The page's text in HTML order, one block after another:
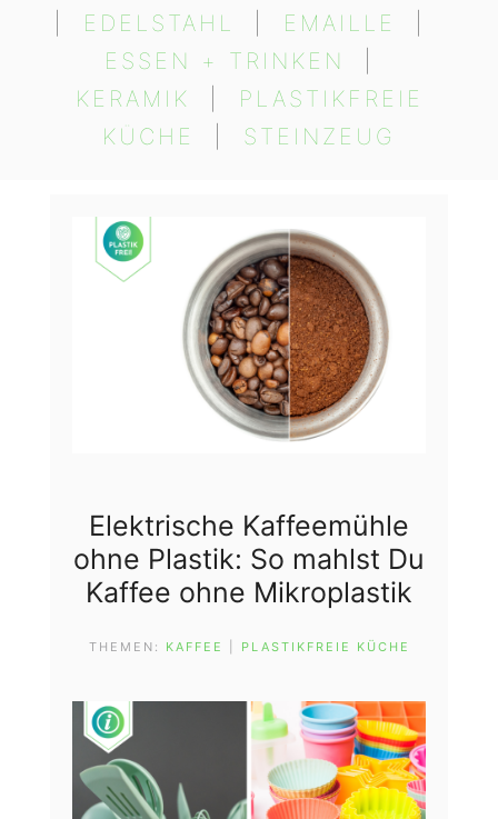
EDELSTAHL EMAILLE
ESSEN + TRINKEN
KERAMIK
PLASTIKFREIE
KÜCHE
STEINZEUG
Elektrische Kaffeemühle
ohne Plastik: So mahlst Du
Kaffee ohne Mikroplastik
THEMEN: KAFFEE PLASTIKFREIE KÜCHE